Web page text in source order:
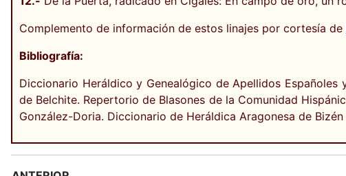
Complemento de información de estos linajes por cortesía de
Bibliografía:
Diccionario Heráldico y Genealógico de Apellidos
de Belchite. Repertorio de Blasones de la Comunidad
González-Doria. Diccionario de Heráldica Aragonesa de